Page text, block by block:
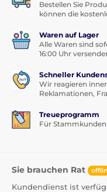
Bestellen Sie
können die
Waren auf Lager
Alle Waren sind
16:00 Uhr
Schneller
Wir reagieren
Reklamationen,
Treueprogramm
Für
Sie brauchen Rat
Kundendienst ist